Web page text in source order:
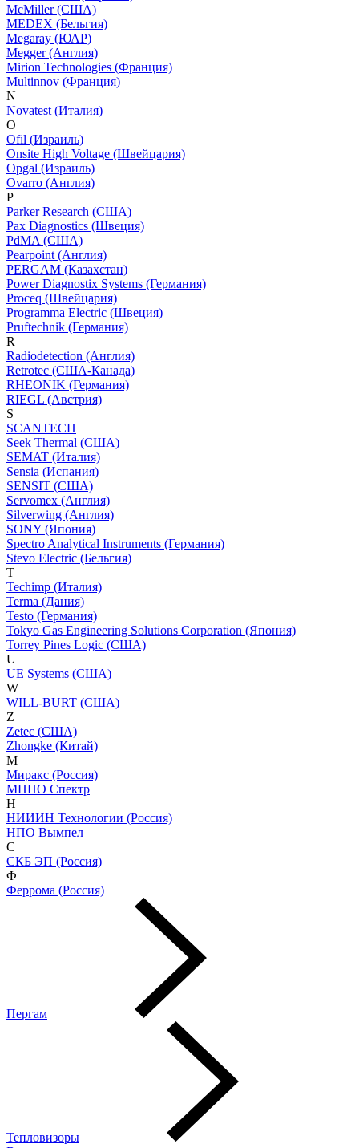
McMiller (США)
MEDEX (Бельгия)
Megaray (ЮАР)
Megger (Англия)
Mirion Technologies (Франция)
Multinnov (Франция)
N
Novatest (Италия)
O
Ofil (Израиль)
Onsite High Voltage (Швейцария)
Opgal (Израиль)
Ovarro (Англия)
P
Parker Research (США)
Pax Diagnostics (Швеция)
PdMA (США)
Pearpoint (Англия)
PERGAM (Казахстан)
Power Diagnostix Systems (Германия)
Proceq (Швейцария)
Programma Electric (Швеция)
Pruftechnik (Германия)
R
Radiodetection (Англия)
Retrotec (США-Канада)
RHEONIK (Германия)
RIEGL (Австрия)
S
SCANTECH
Seek Thermal (США)
SEMAT (Италия)
Sensia (Испания)
SENSIT (США)
Servomex (Англия)
Silverwing (Англия)
SONY (Япония)
Spectro Analytical Instruments (Германия)
Stevo Electric (Бельгия)
T
Techimp (Италия)
Terma (Дания)
Testo (Германия)
Tokyo Gas Engineering Solutions Corporation (Япония)
Torrey Pines Logic (США)
U
UE Systems (США)
W
WILL-BURT (США)
Z
Zetec (США)
Zhongke (Китай)
М
Миракс (Россия)
МНПО Спектр
Н
НИИИН Технологии (Россия)
НПО Вымпел
С
СКБ ЭП (Россия)
Ф
Феррома (Россия)
Пергам
Тепловизоры